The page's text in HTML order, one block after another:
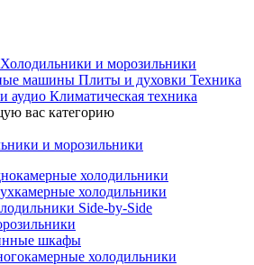
Холодильники и морозильники
машины Плиты и духовки Техника
аудио Климатическая техника
вас категорию
и морозильники
холодильники
холодильники
Side-by-Side
шкафы
холодильники